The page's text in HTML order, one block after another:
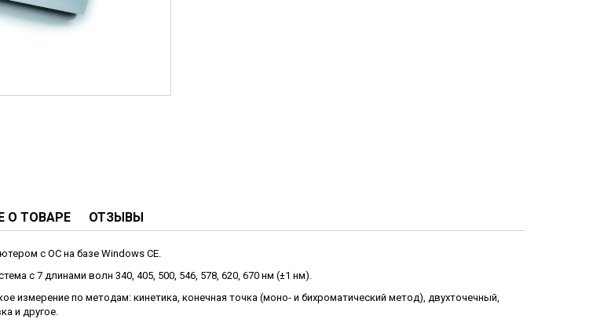
О ТОВАРЕ ОТЗЫВЫ
с ОС на базе Windows CE.
с 7 длинами волн 340, 405, 500, 546, 578, 620, 670 нм (±1 нм).
измерение по методам: кинетика, конечная точка (моно- и бихроматический метод), двухточечный,
и другое.